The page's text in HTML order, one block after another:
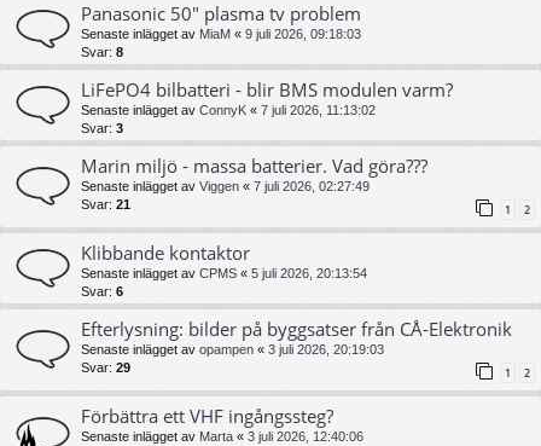
Panasonic 50" plasma tv problem
Senaste inlägget av MiaM « 9 juli 2026, 09:18:03
Svar: 8
LiFePO4 bilbatteri - blir BMS modulen varm?
Senaste inlägget av ConnyK « 7 juli 2026, 11:13:02
Svar: 3
Marin miljö - massa batterier. Vad göra???
Senaste inlägget av Viggen « 7 juli 2026, 02:27:49
Svar: 21 1 2
Klibbande kontaktor
Senaste inlägget av CPMS « 5 juli 2026, 20:13:54
Svar: 6
Efterlysning: bilder på byggsatser från CÅ-Elektronik
Senaste inlägget av opampen « 3 juli 2026, 20:19:03
Svar: 29 1 2
Förbättra ett VHF ingångssteg?
Senaste inlägget av Marta « 3 juli 2026, 12:40:06